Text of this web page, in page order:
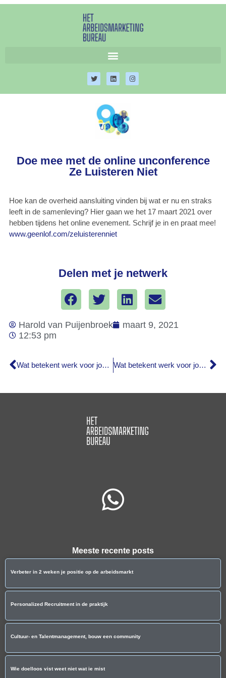
Doe mee met de online unconference
Ze Luisteren Niet
Hoe kan de overheid aansluiting vinden bij wat er nu en straks
leeft in de samenleving? Hier gaan we het 17 maart 2021 over
hebben tijdens het online evenement. Schrijf je in en praat mee!
www.geenlof.com/zeluisterenniet
Delen met je netwerk
Harold van Puijenbroek
maart 9, 2021
12:53 pm
Wat betekent werk voor jou? Lees hier het verhaal van Jozefien! Wat betekent werk voor jou? Lees hier het verhaal van Emma!
Meeste recente posts
Verbeter in 2 weken je positie op de arbeidsmarkt
Personalized Recruitment in de praktijk
Cultuur- en Talentmanagement, bouw een community
Wie doelloos vist weet niet wat ie mist